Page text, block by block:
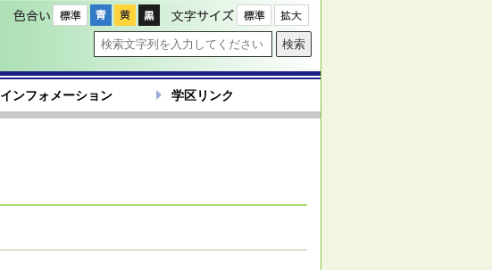
色合い 文字サイズ
インフォメーション 学区リンク